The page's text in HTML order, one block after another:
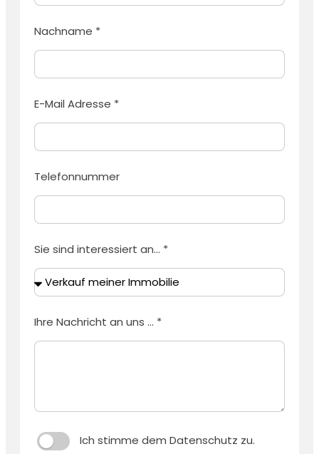
Nachname *
E-Mail Adresse *
Telefonnummer
Sie sind interessiert an... *
Ihre Nachricht an uns ... *
Ich stimme dem Datenschutz zu.